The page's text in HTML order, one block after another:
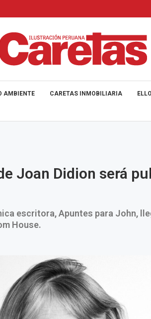
AMBIENTE CARETAS INMOBILIARIA
Joan Didion será
escritora, Apuntes para John,
House.